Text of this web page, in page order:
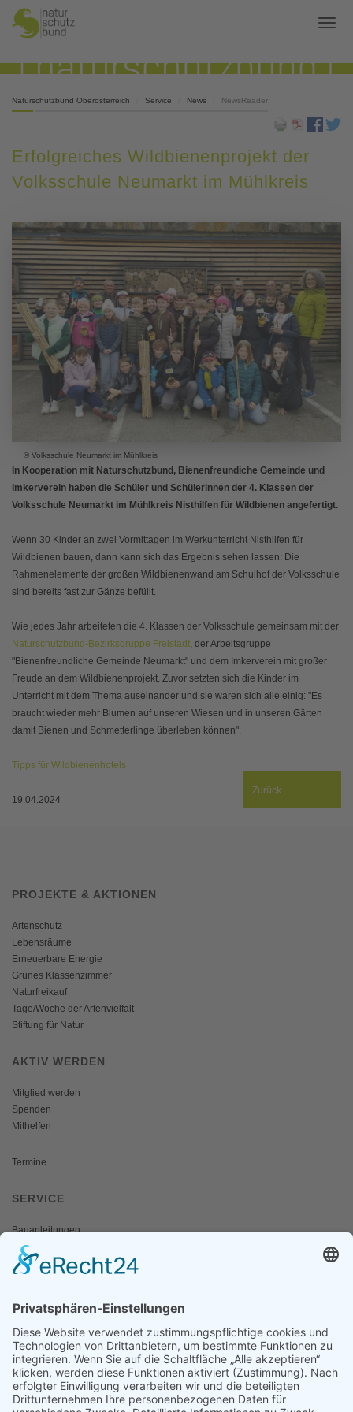
Naturschutzbund Oberösterreich Service News NewsReader
Erfolgreiches Wildbienenprojekt der
Volksschule Neumarkt im Mühlkreis
© Volksschule Neumarkt im Mühlkreis
In Kooperation mit Naturschutzbund, Bienenfreundiche Gemeinde und
Imkerverein haben die Schüler und Schülerinnen der 4. Klassen der
Volksschule Neumarkt im Mühlkreis Nisthilfen für Wildbienen angefertigt.
Wenn 30 Kinder an zwei Vormittagen im Werkunterricht Nisthilfen für
Wildbienen bauen, dann kann sich das Ergebnis sehen lassen: Die
Rahmenelemente der großen Wildbienenwand am Schulhof der Volksschule
sind bereits fast zur Gänze befüllt.
Wie jedes Jahr arbeiteten die 4. Klassen der Volksschule gemeinsam mit der
Naturschutzbund-Bezirksgruppe Freistadt, der Arbeitsgruppe
"Bienenfreundliche Gemeinde Neumarkt" und dem Imkerverein mit großer
Freude an dem Wildbienenprojekt. Zuvor setzten sich die Kinder im
Unterricht mit dem Thema auseinander und sie waren sich alle einig: "Es
braucht wieder mehr Blumen auf unseren Wiesen und in unseren Gärten
damit Bienen und Schmetterlinge überleben können".
Tipps für Wildbienenhotels
19.04.2024
Zurück
PROJEKTE & AKTIONEN
Artenschutz
Lebensräume
Erneuerbare Energie
Grünes Klassenzimmer
Naturfreikauf
Tage/Woche der Artenvielfalt
Stiftung für Natur
AKTIV WERDEN
Mitglied werden
Spenden
Mithelfen
Termine
SERVICE
Bauanleitungen
Schulangebote
Shop
MEDIEN & PRESSE
Informationsfalter
Informativ
Otternet
natur & land